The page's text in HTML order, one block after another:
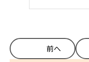
前へ